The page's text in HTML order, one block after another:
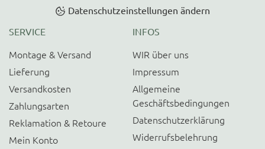
Datenschutzeinstellungen ändern
SERVICE
Montage & Versand
Lieferung
Versandkosten
Zahlungsarten
Reklamation & Retoure
Mein Konto
INFOS
WIR über uns
Impressum
Allgemeine
Geschäftsbedingungen
Datenschutzerklärung
Widerrufsbelehrung